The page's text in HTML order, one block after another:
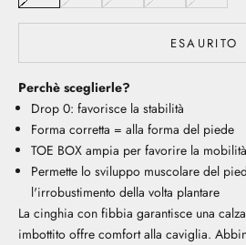
ESAURITO
Perchè sceglierle?
Drop 0: favorisce la stabilità
Forma corretta = alla forma del piede
TOE BOX ampia per favorire la
Permette lo sviluppo muscolare del
l'irrobustimento della volta plantare
La cinghia con fibbia garantisce una
imbottito offre comfort alla caviglia.